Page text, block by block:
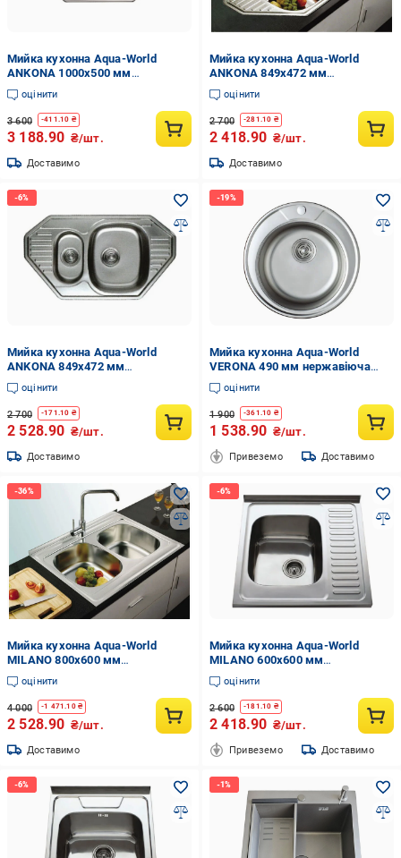
Мийка кухонна Aqua-World
ANKONA 1000х500 мм
нержавійка декор 0,8 мм врізна
трапеція
оцінити
3 600 -411.10 ₴
3 188.90 ₴/шт.
Доставимо
Мийка кухонна Aqua-World
ANKONA 849х472 мм
нержавійка декор 0,8 мм врізна
трапеція
оцінити
2 700 -281.10 ₴
2 418.90 ₴/шт.
Доставимо
Мийка кухонна Aqua-World
ANKONA 849х472 мм
нержавійка матова 0,8 мм
врізна трапеція
оцінити
2 700 -171.10 ₴
2 528.90 ₴/шт.
Доставимо
Мийка кухонна Aqua-World
VERONA 490 мм нержавіюча
сталь декор 0,8 мм права
оцінити
1 900 -361.10 ₴
1 538.90 ₴/шт.
Привеземо Доставимо
Мийка кухонна Aqua-World
MILANO 800х600 мм
нержавіюча сталь 0,8 мм
оцінити
4 000 -1 471.10₴
2 528.90 ₴/шт.
Доставимо
Мийка кухонна Aqua-World
MILANO 600х600 мм
нержавіюча сталь 0,8 мм ліва
оцінити
2 600 -181.10 ₴
2 418.90 ₴/шт.
Привеземо Доставимо